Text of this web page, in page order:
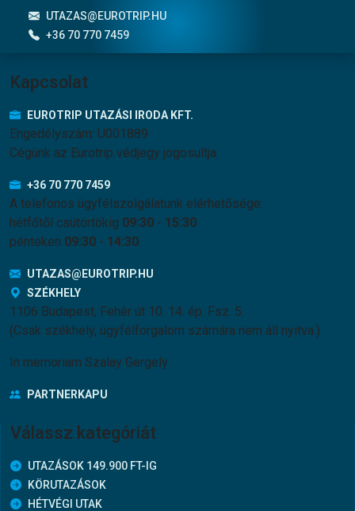
UTAZAS@EUROTRIP.HU
+36 70 770 7459
Kapcsolat
EUROTRIP UTAZÁSI IRODA KFT.
Engedélyszám: U001889
Cégünk az Eurotrip védjegy jogosultja.
+36 70 770 7459
A telefonos ügyfélszolgálatunk elérhetősége:
hétfőtől csütörtökig 09:30 - 15:30
pénteken 09:30 - 14:30
UTAZAS@EUROTRIP.HU
SZÉKHELY
1106 Budapest, Fehér út 10. 14. ép. Fsz. 5.
(Csak székhely, ügyfélforgalom számára nem áll nyitva.)
In memoriam Szalay Gergely
PARTNERKAPU
Válassz kategóriát
UTAZÁSOK 149.900 FT-IG
KÖRUTAZÁSOK
HÉTVÉGI UTAK